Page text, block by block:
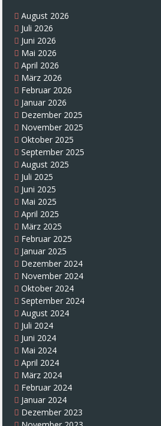
August 2026
Juli 2026
Juni 2026
Mai 2026
April 2026
März 2026
Februar 2026
Januar 2026
Dezember 2025
November 2025
Oktober 2025
September 2025
August 2025
Juli 2025
Juni 2025
Mai 2025
April 2025
März 2025
Februar 2025
Januar 2025
Dezember 2024
November 2024
Oktober 2024
September 2024
August 2024
Juli 2024
Juni 2024
Mai 2024
April 2024
März 2024
Februar 2024
Januar 2024
Dezember 2023